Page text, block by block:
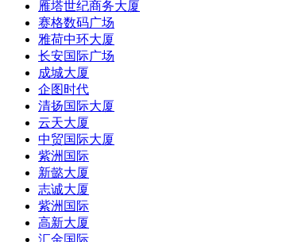
雁塔世纪商务大厦
赛格数码广场
雅荷中环大厦
长安国际广场
成城大厦
企图时代
清扬国际大厦
云天大厦
中贸国际大厦
紫洲国际
新懿大厦
志诚大厦
紫洲国际
高新大厦
汇金国际